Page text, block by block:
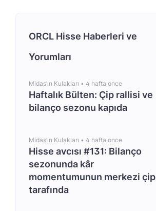
ORCL Hisse Haberleri ve
Yorumları
Midas’ın Kulakları • 4 hafta once
Haftalık Bülten: Çip rallisi ve
bilanço sezonu kapıda
Midas’ın Kulakları • 4 hafta once
Hisse avcısı #131: Bilanço
sezonunda kâr
momentumunun merkezi çip
tarafında